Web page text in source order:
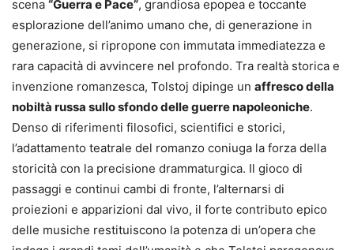
scena “Guerra e Pace”, grandiosa epopea e toccante
esplorazione dell’animo umano che, di generazione in
generazione, si ripropone con immutata immediatezza e
rara capacità di avvincere nel profondo. Tra realtà storica e
invenzione romanzesca, Tolstoj dipinge un affresco della
nobiltà russa sullo sfondo delle guerre napoleoniche.
Denso di riferimenti filosofici, scientifici e storici,
l’adattamento teatrale del romanzo coniuga la forza della
storicità con la precisione drammaturgica. Il gioco di
passaggi e continui cambi di fronte, l’alternarsi di
proiezioni e apparizioni dal vivo, il forte contributo epico
delle musiche restituiscono la potenza di un’opera che